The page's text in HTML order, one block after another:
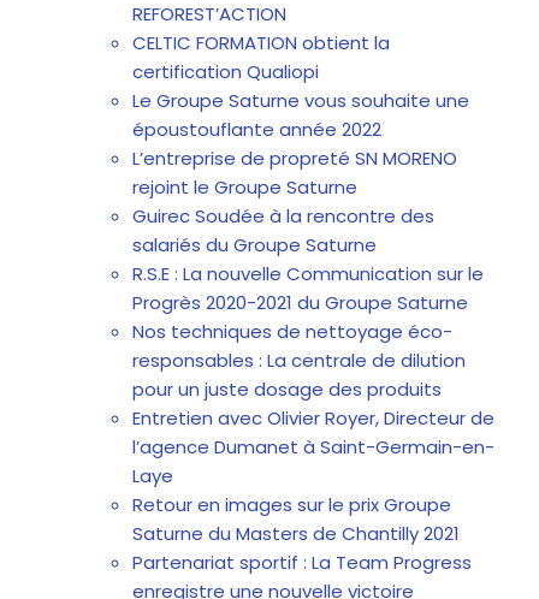
REFOREST’ACTION
CELTIC FORMATION obtient la
certification Qualiopi
Le Groupe Saturne vous souhaite une
époustouflante année 2022
L’entreprise de propreté SN MORENO
rejoint le Groupe Saturne
Guirec Soudée à la rencontre des
salariés du Groupe Saturne
R.S.E : La nouvelle Communication sur le
Progrès 2020-2021 du Groupe Saturne
Nos techniques de nettoyage éco-
responsables : La centrale de dilution
pour un juste dosage des produits
Entretien avec Olivier Royer, Directeur de
l’agence Dumanet à Saint-Germain-en-
Laye
Retour en images sur le prix Groupe
Saturne du Masters de Chantilly 2021
Partenariat sportif : La Team Progress
enregistre une nouvelle victoire